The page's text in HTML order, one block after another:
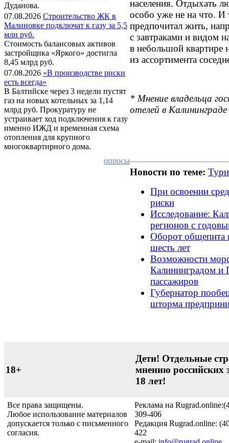
Дуданова.
07.08.2026 Строительство ЖК в
Малиновке подключат к газу за 5,5
млн руб.
Стоимость балансовых активов
застройщика «Яркого» достигла
8,45 млрд руб.
07.08.2026 «В производстве риски
есть всегда»
В Балтийске через 3 недели пустят
газ на новых котельных за 1,14
млрд руб. Прокуратуру не
устраивает ход подключения к газу
именно ИЖД и временная схема
отопления для крупного
многоквартирного дома.
опросы
населения. Отдыхать
особо уже не на что. И
предпочитал жить,
с завтраками и видом
в небольшой квартире
из ассортимента
* Мнение владельца
отелей в Калининграде
Новости по теме:
При освоении
риски
Исследование:
регионов с
Оборот общепита
шесть лет
Возможности
Калининградом и
пассажиров
Губернатор
шторма
18+
Дети! Отдельные
мнению российских
18 лет!
Все права защищены.
Любое использование материалов
допускается только с письменного
согласия.
Реклама на
309-406
Редакция Rugrad.online:
422